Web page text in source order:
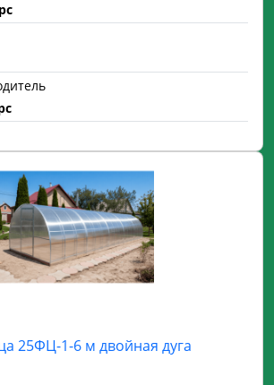
25ФЦ-1-6 м двойная дуга